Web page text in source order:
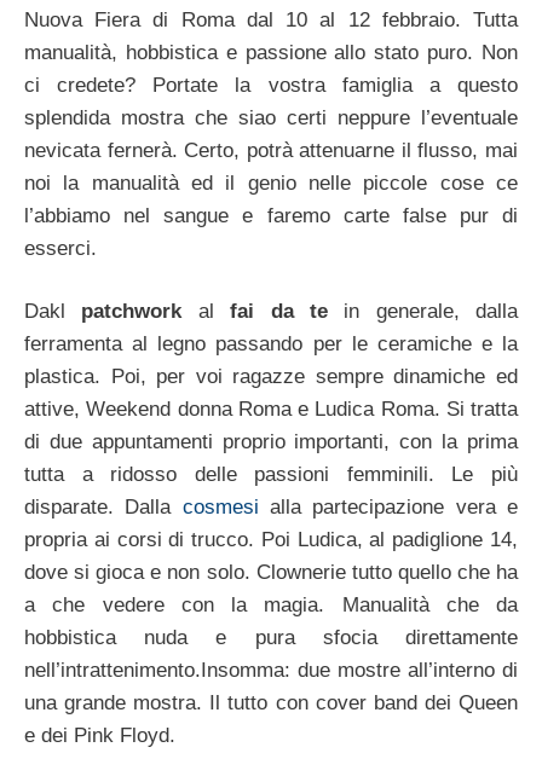
Nuova Fiera di Roma dal 10 al 12 febbraio. Tutta
manualità, hobbistica e passione allo stato puro. Non
ci credete? Portate la vostra famiglia a questo
splendida mostra che siao certi neppure l’eventuale
nevicata fernerà. Certo, potrà attenuarne il flusso, mai
noi la manualità ed il genio nelle piccole cose ce
l’abbiamo nel sangue e faremo carte false pur di
esserci.
Dakl patchworkalfai da tein generale, dalla
ferramenta al legno passando per le ceramiche e la
plastica. Poi, per voi ragazze sempre dinamiche ed
attive, Weekend donna Roma e Ludica Roma. Si tratta
di due appuntamenti proprio importanti, con la prima
tutta a ridosso delle passioni femminili. Le più
disparate. Dalla cosmesi alla partecipazione vera e
propria ai corsi di trucco. Poi Ludica, al padiglione 14,
dove si gioca e non solo. Clownerie tutto quello che ha
a che vedere con la magia. Manualità che da
hobbistica nuda e pura sfocia direttamente
nell’intrattenimento.Insomma: due mostre all’interno di
una grande mostra. Il tutto con cover band dei Queen
e dei Pink Floyd.